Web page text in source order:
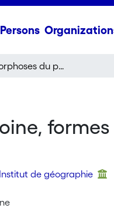
Persons
Les métamorphoses du patrimoine, formes de conservation du construit et urbanité
Institut de géographie